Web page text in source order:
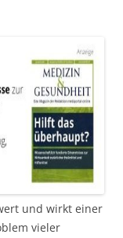
und wirkt einer
vieler